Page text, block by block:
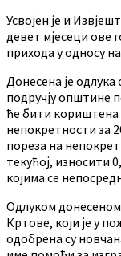
Усвојен је и
девет мјесеци ове
прихода у односу
Донесена је
подручју општине
ће бити кориштена
непокретности за
пореза на
текућој, износити
којима се
Одлуком донесеном
Кртове, који је у
одобрена су